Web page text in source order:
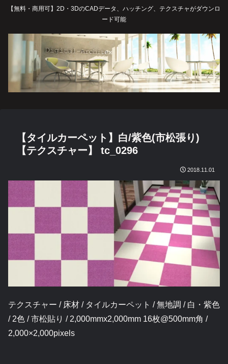
【無料・商用可】2D・3DのCADデータ、ハッチング、テクスチャがダウンロ
ード可能
【タイルカーペット】白/紫色(市松張り)
【テクスチャー】 tc_0296
2018.11.01
テクスチャー / 床材 / タイルカーペット / 無地調 / 白・紫色
/ 2色 / 市松貼り / 2,000mmx2,000mm 16枚@500mm角 /
2,000×2,000pixels